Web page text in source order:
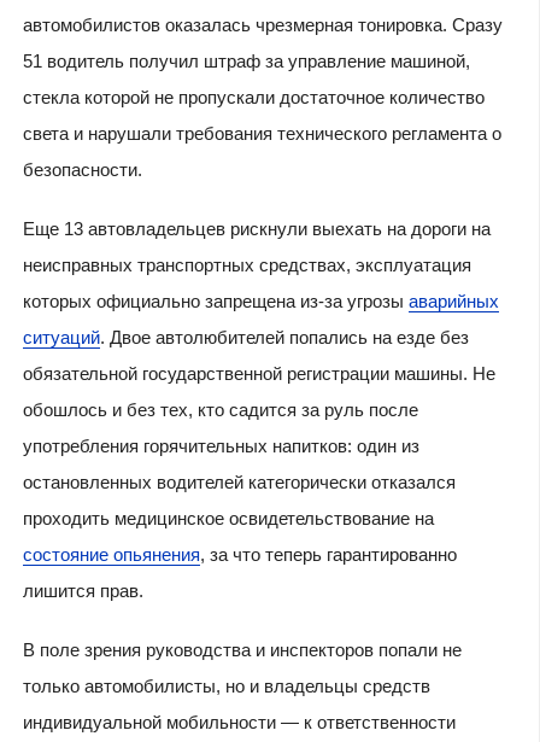
автомобилистов оказалась чрезмерная тонировка. Сразу
51 водитель получил штраф за управление машиной,
стекла которой не пропускали достаточное количество
света и нарушали требования технического регламента о
безопасности.
Еще 13 автовладельцев рискнули выехать на дороги на
неисправных транспортных средствах, эксплуатация
которых официально запрещена из-за угрозы аварийных
ситуаций. Двое автолюбителей попались на езде без
обязательной государственной регистрации машины. Не
обошлось и без тех, кто садится за руль после
употребления горячительных напитков: один из
остановленных водителей категорически отказался
проходить медицинское освидетельствование на
состояние опьянения, за что теперь гарантированно
лишится прав.
В поле зрения руководства и инспекторов попали не
только автомобилисты, но и владельцы средств
индивидуальной мобильности — к ответственности